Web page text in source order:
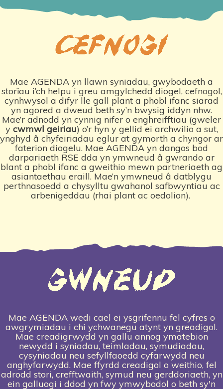
Mae AGENDA yn llawn syniadau, gwybodaeth a
storïau i’ch helpu i greu amgylchedd diogel, cefnogol,
cynhwysol a difyr lle gall plant a phobl ifanc siarad
yn agored a dweud beth sy’n bwysig iddyn nhw.
Mae’r adnodd yn cynnig nifer o enghreifftiau (gweler
y cwmwl geiriau) o’r hyn y gellid ei archwilio a sut,
ynghyd â chyfeiriadau eglur at gymorth a chyngor ar
faterion diogelu. Mae AGENDA yn dangos bod
darpariaeth RSE dda yn ymwneud â gwrando ar
blant a phobl ifanc a gweithio mewn partneriaeth ag
asiantaethau eraill. Mae’n ymwneud â datblygu
perthnasoedd a chysylltu gwahanol safbwyntiau ac
arbenigeddau (rhai plant ac oedolion).
Mae AGENDA wedi cael ei ysgrifennu fel cyfres o
awgrymiadau i chi ychwanegu atynt yn greadigol.
Mae creadigrwydd yn gallu annog ymatebion
newydd i syniadau, teimladau, symudiadau,
cysyniadau neu sefyllfaoedd cyfarwydd neu
anghyfarwydd. Mae ffyrdd creadigol o weithio, fel
adrodd stori, crefftwaith, symud neu gerddoriaeth, yn
ein galluogi i ddod yn fwy ymwybodol o beth sy'n